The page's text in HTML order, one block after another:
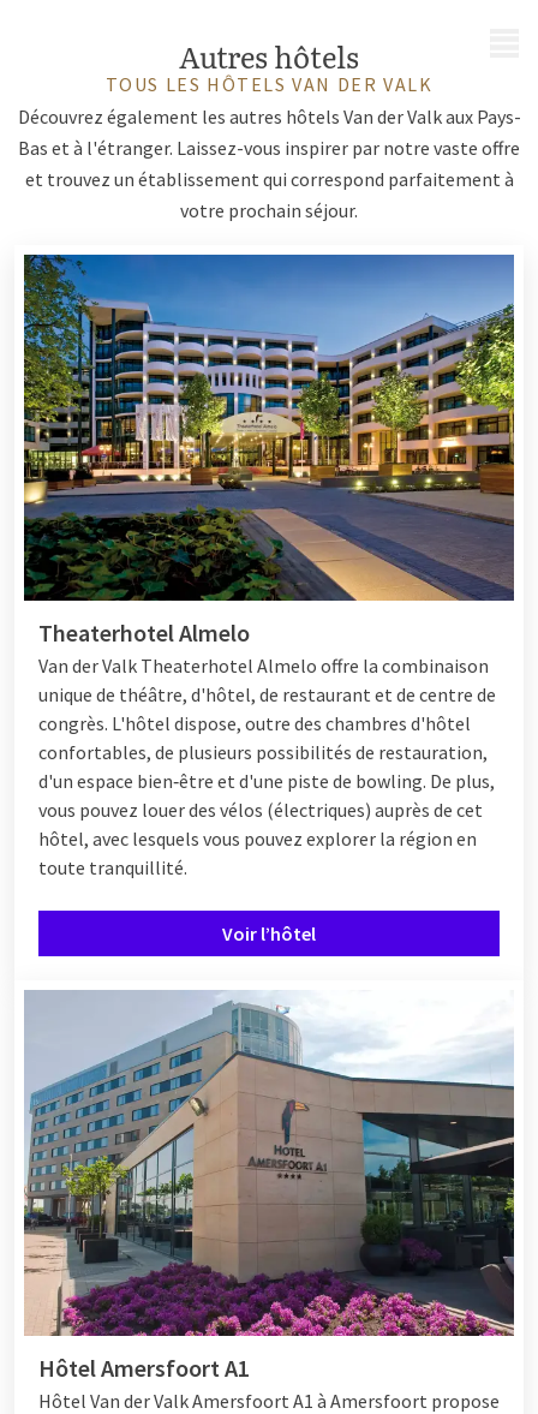
Autres hôtels
TOUS LES HÔTELS VAN DER VALK
Découvrez également les autres hôtels Van der Valk aux Pays-
Bas et à l'étranger. Laissez-vous inspirer par notre vaste offre
et trouvez un établissement qui correspond parfaitement à
votre prochain séjour.
Theaterhotel Almelo
Van der Valk Theaterhotel Almelo offre la combinaison
unique de théâtre, d'hôtel, de restaurant et de centre de
congrès. L'hôtel dispose, outre des chambres d'hôtel
confortables, de plusieurs possibilités de restauration,
d'un espace bien‑être et d'une piste de bowling. De plus,
vous pouvez louer des vélos (électriques) auprès de cet
hôtel, avec lesquels vous pouvez explorer la région en
toute tranquillité.
Voir l’hôtel
Hôtel Amersfoort A1
Hôtel Van der Valk Amersfoort A1 à Amersfoort propose